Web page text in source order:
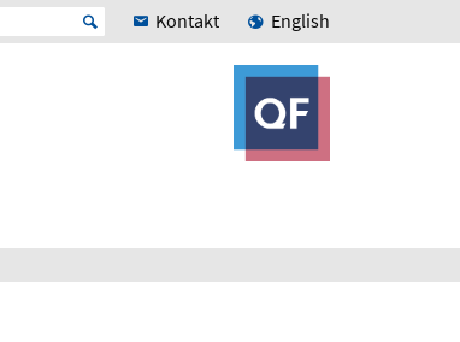
Kontakt English